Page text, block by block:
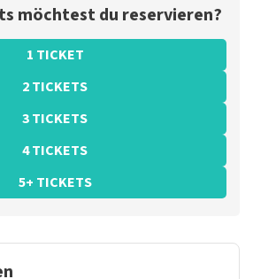
möchtest du reservieren?
1 TICKET
2 TICKETS
3 TICKETS
4 TICKETS
5+ TICKETS